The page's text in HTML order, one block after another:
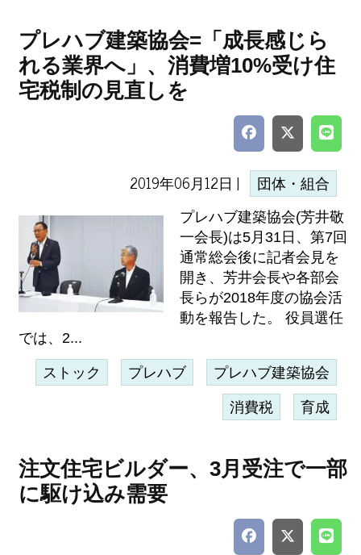
プレハブ建築協会=「成長感じら
れる業界へ」、消費増10%受け住
宅税制の見直しを
2019年06月12日 | 団体・組合
プレハブ建築協会(芳井敬
一会長)は5月31日、第7回
通常総会後に記者会見を
開き、芳井会長や各部会
長らが2018年度の協会活
動を報告した。 役員選任
では、2...
ストック プレハブ プレハブ建築協会
消費税 育成
注文住宅ビルダー、3月受注で一部
に駆け込み需要